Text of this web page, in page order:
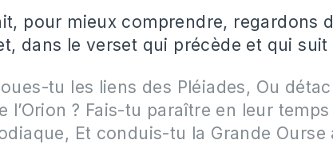
pour mieux comprendre, regardons
dans le verset qui précède et qui suit
tu les liens des Pléiades, Ou
l’Orion ? Fais-tu paraître en leur
Et conduis-tu la Grande Ourse